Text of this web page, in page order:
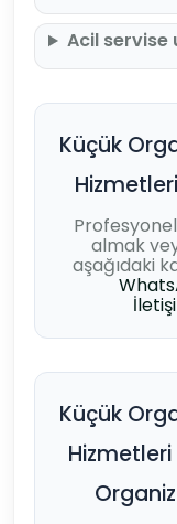
Acil servise
Küçük
almak
aşağıdaki
Küçük